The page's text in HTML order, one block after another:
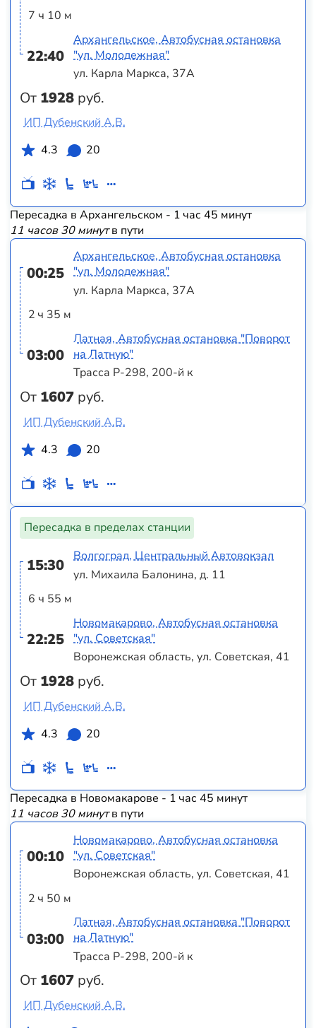
7 ч 10 м
22:40
От 1928 руб.
Архангельское, Автобусная остановка
"ул. Молодежная"
ул. Карла Маркса, 37А
ИП Дубенский А.В.
4.3
20
Пересадка в Архангельском - 1 час 45 минут
11 часов 30 минутв пути
00:25
2 ч 35 м
03:00
От 1607 руб.
Архангельское, Автобусная остановка
"ул. Молодежная"
ул. Карла Маркса, 37А
Латная, Автобусная остановка "Поворот
на Латную"
Трасса Р-298, 200-й к
ИП Дубенский А.В.
4.3
20
Пересадка в пределах станции
15:30
6 ч 55 м
22:25
От 1928 руб.
Волгоград, Центральный Автовокзал
ул. Михаила Балонина, д. 11
Новомакарово, Автобусная остановка
"ул. Советская"
Воронежская область, ул. Советская, 41
ИП Дубенский А.В.
4.3
20
Пересадка в Новомакарове - 1 час 45 минут
11 часов 30 минутв пути
00:10
2 ч 50 м
03:00
От 1607 руб.
Новомакарово, Автобусная остановка
"ул. Советская"
Воронежская область, ул. Советская, 41
Латная, Автобусная остановка "Поворот
на Латную"
Трасса Р-298, 200-й к
ИП Дубенский А.В.